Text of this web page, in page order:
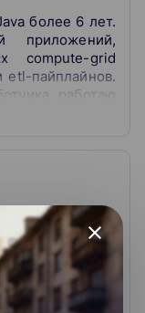
более 6 лет.
приложений,
compute-grid
etl-пайплайнов.
работаю
Unlimint.Есть
Blockchain,
in Computer
с 2006 года.
ИС для
бурения
close